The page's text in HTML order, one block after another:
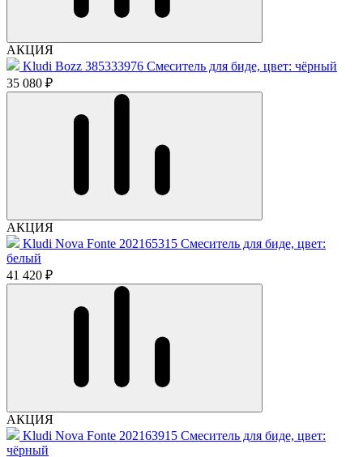
АКЦИЯ
Kludi Bozz 385333976 Смеситель для биде, цвет: чёрный
35 080 ₽
АКЦИЯ
Kludi Nova Fonte 202165315 Смеситель для биде, цвет:
белый
41 420 ₽
АКЦИЯ
Kludi Nova Fonte 202163915 Смеситель для биде, цвет:
чёрный